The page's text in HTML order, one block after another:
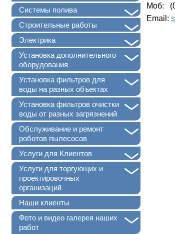
Системы полива
Строительные работы
Электрика
+
Установка дополнительного
оборудования
+
Установка фильтров для
воды на разных объектах
+
Установка фильтров очистки
воды от разных загрязнений
+
Обслуживание и ремонт
роботов пылесосов
Услуги для Клиентов
+
Услуги для торгующих и
проектировочных
организаций
Наши клиенты
+
Фото и видео галерея наших
работ
Моб:
Email: